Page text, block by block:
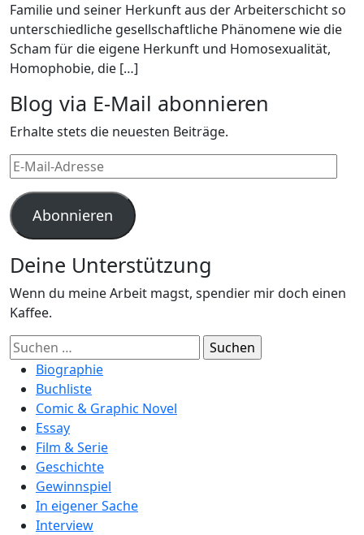
Familie und seiner Herkunft aus der Arbeiterschicht so
unterschiedliche gesellschaftliche Phänomene wie die
Scham für die eigene Herkunft und Homosexualität,
Homophobie, die […]
Blog via E-Mail abonnieren
Erhalte stets die neuesten Beiträge.
E-
Mail-
Adresse
Abonnieren
Deine Unterstützung
Wenn du meine Arbeit magst, spendier mir doch einen
Kaffee.
Suchen
nach:Biographie
Buchliste
Comic & Graphic Novel
Essay
Film & Serie
Geschichte
Gewinnspiel
In eigener Sache
Interview